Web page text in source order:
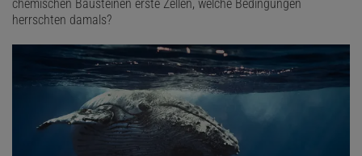
chemischen Bausteinen erste Zellen, welche Bedingungen
herrschten damals?